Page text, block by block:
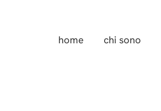
home chi sono